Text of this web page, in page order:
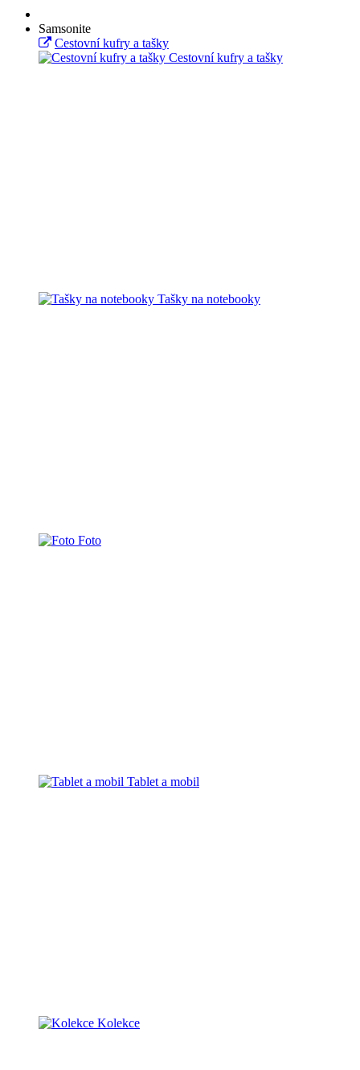
Samsonite
Cestovní kufry a tašky
Cestovní kufry a tašky
Tašky na notebooky
Foto
Tablet a mobil
Kolekce